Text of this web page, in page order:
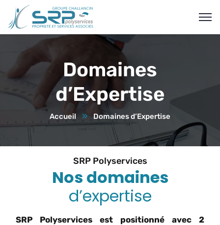
Domaines
d’Expertise
Accueil Domaines d’Expertise
SRP Polyservices
Nos domaines
d’expertise
SRP Polyservices est positionné avec 2